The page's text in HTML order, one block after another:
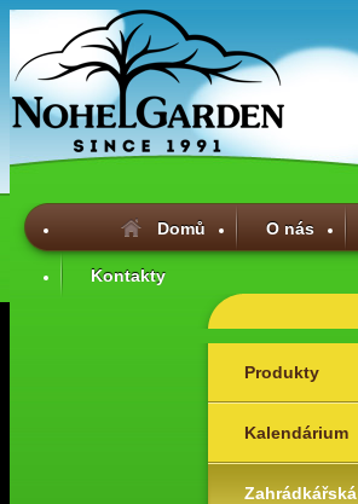
Domů O nás
Kontakty
Produkty
Kalendárium
Zahrádkářská